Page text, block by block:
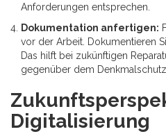
Anforderungen entsprechen.
Dokumentation anfertigen:
vor der Arbeit. Dokumentieren
Das hilft bei zukünftigen
gegenüber dem
Digitalisierung